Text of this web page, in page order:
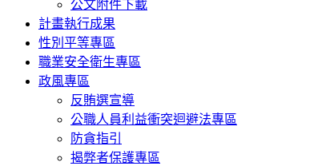
公文附件下載
計畫執行成果
性別平等專區
職業安全衛生專區
政風專區
反賄選宣導
公職人員利益衝突迴避法專區
防貪指引
揭弊者保護專區